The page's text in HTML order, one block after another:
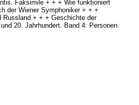
Faksimile + + + Wie funktioniert
der Wiener Symphoniker + + +
Russland + + + Geschichte der
20. Jahrhundert. Band 4: Personen